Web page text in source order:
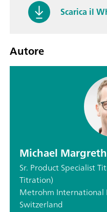
Scarica il
Autore
Michael Margreth
Sr. Product Specialist
Titration)
Metrohm International
Switzerland